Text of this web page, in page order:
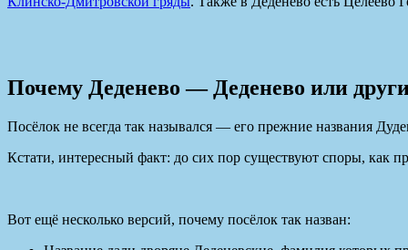
Почему Деденево — Деденево или
Посёлок не всегда так назывался — его прежние названия
Кстати, интересный факт: до сих пор существуют споры, как
Вот ещё несколько версий, почему посёлок так назван: